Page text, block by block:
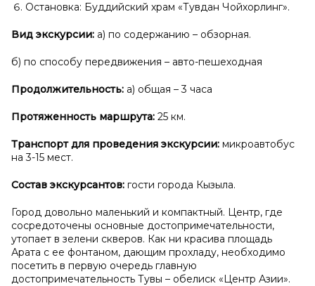
Остановка: Буддийский храм «Тувдан Чойхорлинг».
Вид экскурсии: а) по содержанию – обзорная.
б) по способу передвижения – авто-пешеходная
Продолжительность: а) общая – 3 часа
Протяженность маршрута: 25 км.
Транспорт для проведения экскурсии: микроавтобус
на 3-15 мест.
Состав экскурсантов: гости города Кызыла.
Город довольно маленький и компактный. Центр, где
сосредоточены основные достопримечательности,
утопает в зелени скверов. Как ни красива площадь
Арата с ее фонтаном, дающим прохладу, необходимо
посетить в первую очередь главную
достопримечательность Тувы – обелиск «Центр Азии».